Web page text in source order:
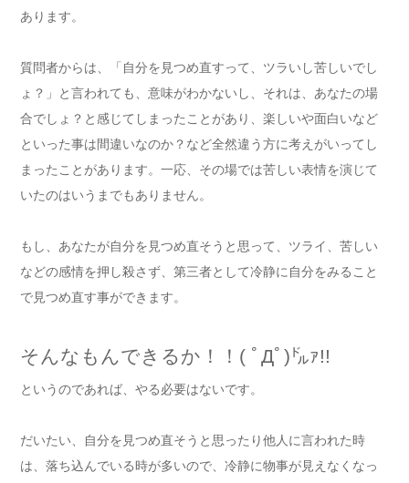
あります。
質問者からは、「自分を見つめ直すって、ツラいし苦しいでし
ょ？」と言われても、意味がわかないし、それは、あなたの場
合でしょ？と感じてしまったことがあり、楽しいや面白いなど
といった事は間違いなのか？など全然違う方に考えがいってし
まったことがあります。一応、その場では苦しい表情を演じて
いたのはいうまでもありません。
もし、あなたが自分を見つめ直そうと思って、ツライ、苦しい
などの感情を押し殺さず、第三者として冷静に自分をみること
で見つめ直す事ができます。
そんなもんできるか！！( ﾟДﾟ)㌦ｧ!!
というのであれば、やる必要はないです。
だいたい、自分を見つめ直そうと思ったり他人に言われた時
は、落ち込んでいる時が多いので、冷静に物事が見えなくなっ